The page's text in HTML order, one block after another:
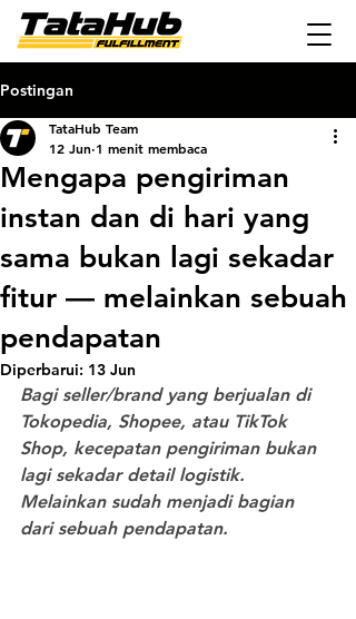
Postingan
Mengapa pengiriman
instan dan di hari yang
sama bukan lagi sekadar
fitur — melainkan sebuah
pendapatan
TataHub Team
12 Jun 1 menit membaca
Diperbarui: 13 Jun
Bagi seller/brand yang berjualan di
Tokopedia, Shopee, atau TikTok
Shop, kecepatan pengiriman bukan
lagi sekadar detail logistik.
Melainkan sudah menjadi bagian
dari sebuah pendapatan.